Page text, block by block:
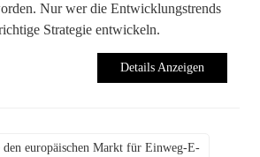
Nur wer die Entwicklungstrends
Strategie entwickeln.
Details Anzeigen